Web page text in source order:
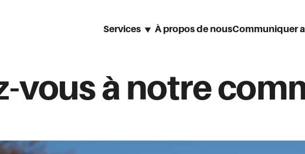
Services À propos de nousCommuniquer
vous à notre